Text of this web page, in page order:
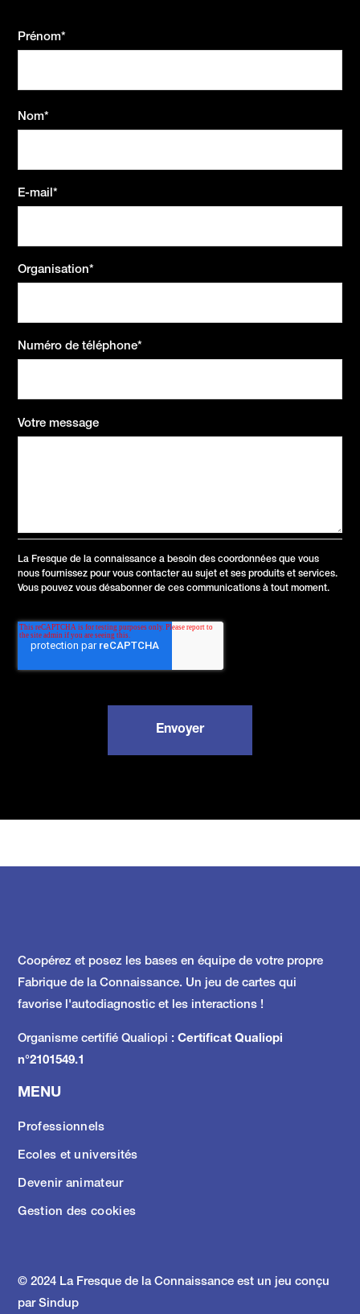
Prénom*
Nom*
E-mail*
Organisation*
Numéro de téléphone*
Votre message
La Fresque de la connaissance a besoin des coordonnées que vous
nous fournissez pour vous contacter au sujet et ses produits et services.
Vous pouvez vous désabonner de ces communications à tout moment.
Coopérez et posez les bases en équipe de votre propre
Fabrique de la Connaissance. Un jeu de cartes qui
favorise l'autodiagnostic et les interactions !
Organisme certifié Qualiopi :Certificat Qualiopi
n°2101549.1
MENU
Professionnels
Ecoles et universités
Devenir animateur
Gestion des cookies
© 2024 La Fresque de la Connaissance est un jeu conçu
parSindup